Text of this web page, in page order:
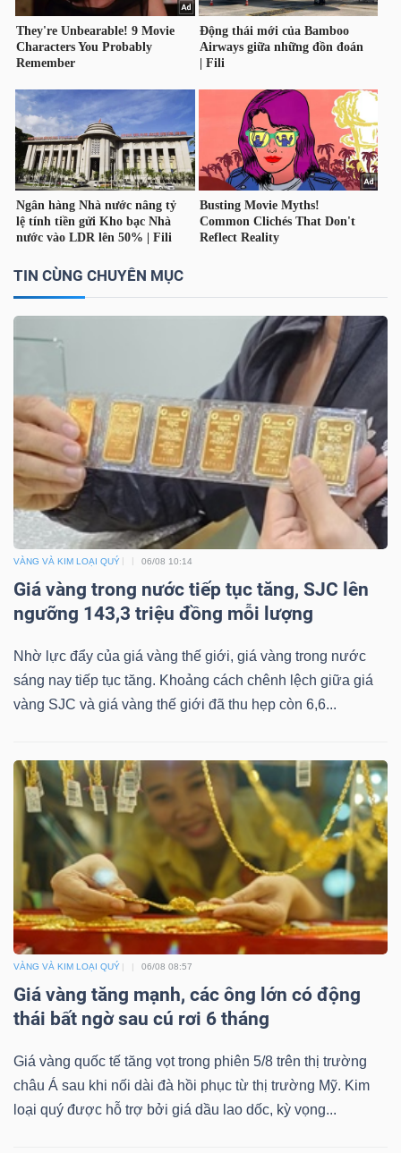
TIN CÙNG CHUYÊN MỤC
VÀNG VÀ KIM LOẠI QUÝ 06/08 10:14
Giá vàng trong nước tiếp tục tăng, SJC lên
ngưỡng 143,3 triệu đồng mỗi lượng
Nhờ lực đẩy của giá vàng thế giới, giá vàng trong nước
sáng nay tiếp tục tăng. Khoảng cách chênh lệch giữa giá
vàng SJC và giá vàng thế giới đã thu hẹp còn 6,6...
VÀNG VÀ KIM LOẠI QUÝ 06/08 08:57
Giá vàng tăng mạnh, các ông lớn có động
thái bất ngờ sau cú rơi 6 tháng
Giá vàng quốc tế tăng vọt trong phiên 5/8 trên thị trường
châu Á sau khi nối dài đà hồi phục từ thị trường Mỹ. Kim
loại quý được hỗ trợ bởi giá dầu lao dốc, kỳ vọng...
TIÊU
DÙNG
THIẾT
YẾU
CHĂM
TÀI
CHÍNH
CÔNG
TIN
DỊCH
VỤ
TRUYỀN
THÔNG
TIỆN
ÍCH